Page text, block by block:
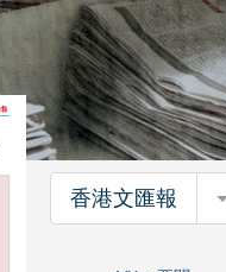
香港文匯報